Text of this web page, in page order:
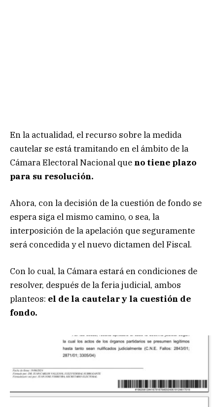
En la actualidad, el recurso sobre la medida
cautelar se está tramitando en el ámbito de la
Cámara Electoral Nacional que no tiene plazo
para su resolución.
Ahora, con la decisión de la cuestión de fondo se
espera siga el mismo camino, o sea, la
interposición de la apelación que seguramente
será concedida y el nuevo dictamen del Fiscal.
Con lo cual, la Cámara estará en condiciones de
resolver, después de la feria judicial, ambos
planteos: el de la cautelar y la cuestión de
fondo.